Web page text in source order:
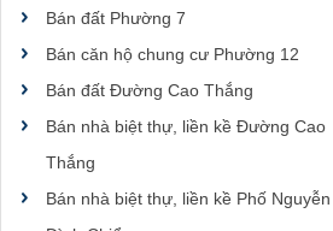
Bán đất Phường 7
Bán căn hộ chung cư Phường 12
Bán đất Đường Cao Thắng
Bán nhà biệt thự, liền kề Đường Cao
Thắng
Bán nhà biệt thự, liền kề Phố Nguyễn